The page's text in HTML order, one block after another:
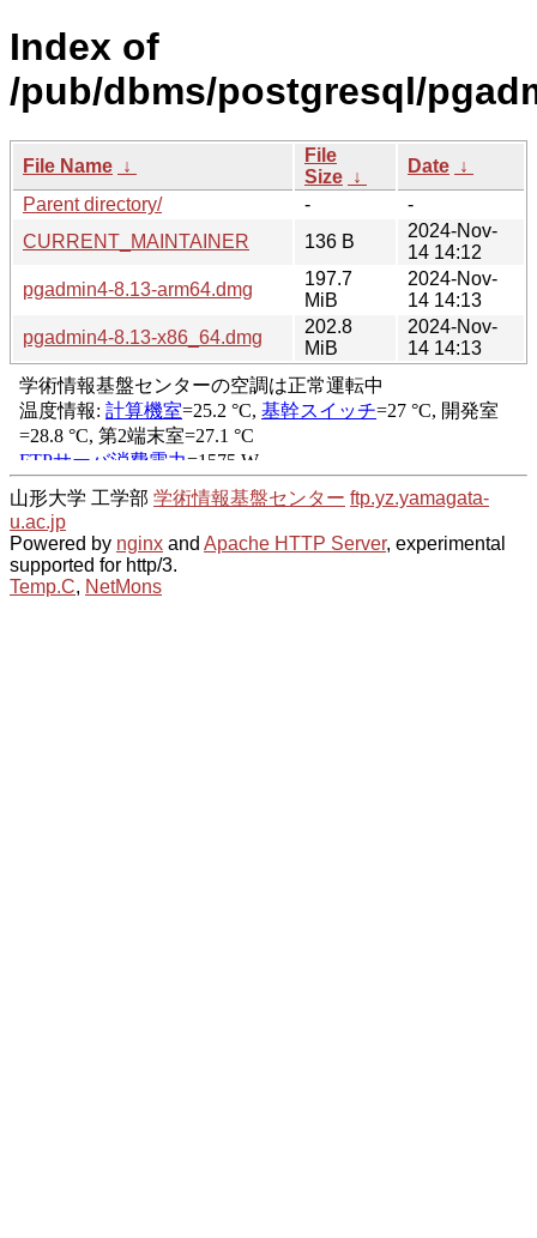
Index of
/pub/dbms/postgresql/
File Name ↓
File
Size ↓
Date ↓
Parent directory/
-
-
CURRENT_MAINTAINER
136 B
2024-Nov-
14 14:12
pgadmin4-8.13-arm64.dmg
197.7
MiB
2024-Nov-
14 14:13
pgadmin4-8.13-x86_64.dmg
202.8
MiB
2024-Nov-
14 14:13
山形大学 工学部 学術情報基盤センター ftp.yz.yamagata-
u.ac.jp
Powered by nginx and Apache HTTP Server, experimental
supported for http/3.
Temp.C, NetMons